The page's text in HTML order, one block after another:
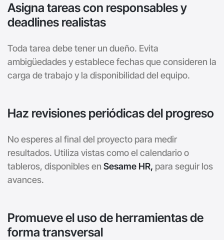
Asigna tareas con responsables y
deadlines realistas
Toda tarea debe tener un dueño. Evita
ambigüedades y establece fechas que consideren la
carga de trabajo y la disponibilidad del equipo.
Haz revisiones periódicas del progreso
No esperes al final del proyecto para medir
resultados. Utiliza vistas como el calendario o
tableros, disponibles en Sesame HR, para seguir los
avances.
Promueve el uso de herramientas de
forma transversal